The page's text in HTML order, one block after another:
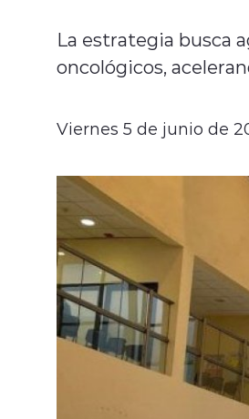
La estrategia busca
oncológicos,
Viernes 5 de junio de